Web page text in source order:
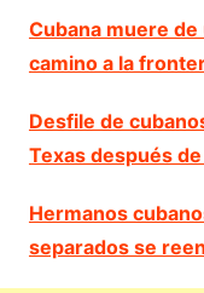
Cubana muere
camino a la
Desfile de
Texas después
Hermanos
separados se